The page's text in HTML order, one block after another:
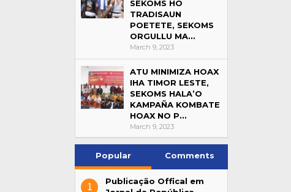
SEKOMS HO
TRADISAUN
POETETE, SEKOMS
ORGULLU MA…
March 9, 2023
ATU MINIMIZA HOAX
IHA TIMOR LESTE,
SEKOMS HALA’O
KAMPAÑA KOMBATE
HOAX NO P…
March 9, 2023
Popular Comments
1
Publicação Offical em